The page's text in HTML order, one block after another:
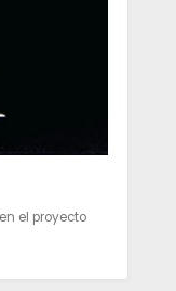
el proyecto